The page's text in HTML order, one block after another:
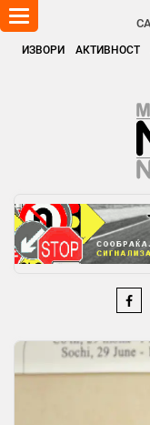
ИЗВОРИ АКТИВНОСТ
Toggle
navigation